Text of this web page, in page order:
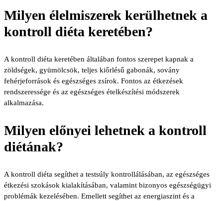
Milyen élelmiszerek kerülhetnek a
kontroll diéta keretében?
A kontroll diéta keretében általában fontos szerepet kapnak a
zöldségek, gyümölcsök, teljes kiőrlésű gabonák, sovány
fehérjeforrások és egészséges zsírok. Fontos az étkezések
rendszeressége és az egészséges ételkészítési módszerek
alkalmazása.
Milyen előnyei lehetnek a kontroll
diétának?
A kontroll diéta segíthet a testsúly kontrollálásában, az egészséges
étkezési szokások kialakításában, valamint bizonyos egészségügyi
problémák kezelésében. Emellett segíthet az energiaszint és a